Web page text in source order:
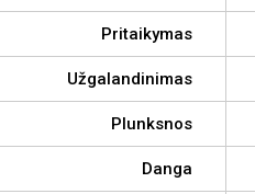
Pritaikymas
Užgalandinimas
Plunksnos
Danga